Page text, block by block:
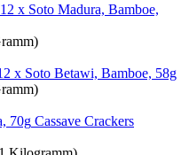
12 x Soto Madura, Bamboe,
x Soto Betawi, Bamboe, 58g
Cassave Crackers